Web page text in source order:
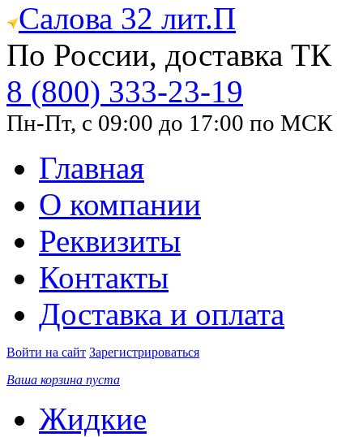
Салова 32 лит.П
По России, доставка ТК
8 (800) 333-23-19
Пн-Пт, с 09:00 до 17:00 по МСК
Главная
О компании
Реквизиты
Контакты
Доставка и оплата
Войти на сайт Зарегистрироваться
Ваша корзина пуста
Жидкие